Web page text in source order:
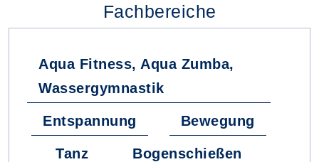
Fachbereiche
Aqua Fitness, Aqua Zumba,
Wassergymnastik
Entspannung Bewegung
Tanz Bogenschießen